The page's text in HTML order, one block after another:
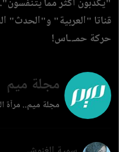
"يكذبون أكثر مما
قناتا "العربية" و"الحدث"
حركة حمـ.ـاس!
مجلة ميم
مجلة ميم.. مرآة